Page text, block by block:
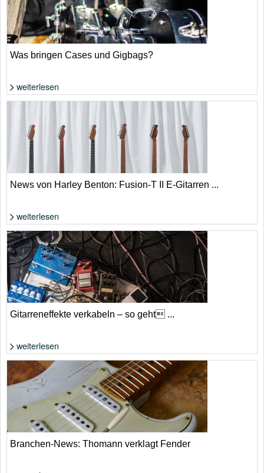
Foto: Shutterstock von Michael Repenning
Was bringen Cases und Gigbags?
weiterlesen
Die Fusion T-Style-Gitarren von Harley Benton wurden einem
umfangreichen Update überzogen. | Harley Benton
News von Harley Benton: Fusion-T II E-Gitarren ...
weiterlesen
Foto: Shutterstock von maradon 333
Gitarreneffekte verkabeln – so geht ...
weiterlesen
Branchen-News: Thomann verklagt Fender